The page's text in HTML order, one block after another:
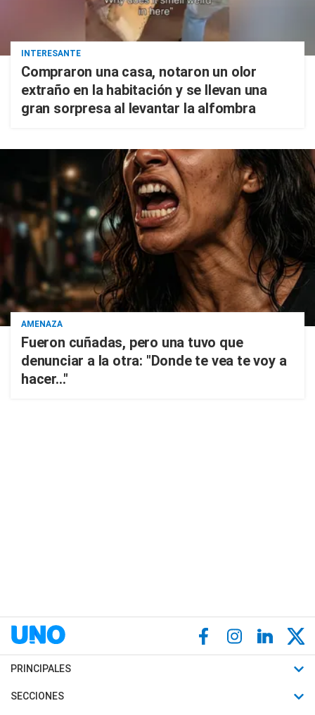
INTERESANTE
Compraron una casa, notaron un olor
extraño en la habitación y se llevan una
gran sorpresa al levantar la alfombra
AMENAZA
Fueron cuñadas, pero una tuvo que
denunciar a la otra: "Donde te vea te voy a
hacer..."
PRINCIPALES
Últimas Noticias
SECCIONES